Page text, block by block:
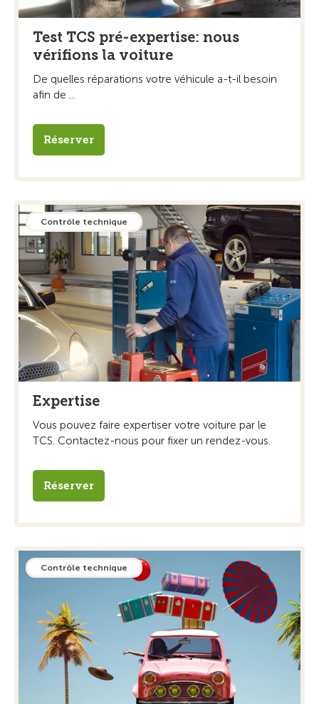
Test TCS pré-expertise: nous
vérifions la voiture
De quelles réparations votre véhicule a-t-il besoin
afin de ...
Réserver
Contrôle technique
Expertise
Vous pouvez faire expertiser votre voiture par le
TCS. Contactez-nous pour fixer un rendez-vous.
Réserver
Contrôle technique